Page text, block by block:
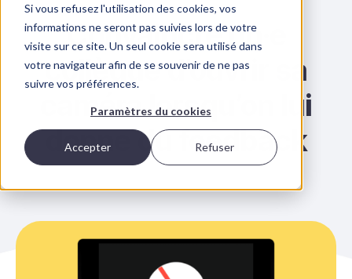
Si vous refusez l'utilisation des cookies, vos
informations ne seront pas suivies lors de votre
visite sur ce site. Un seul cookie sera utilisé dans
votre navigateur afin de se souvenir de ne pas
suivre vos préférences.
Paramètres du cookies
Accepter Refuser
Convaincre un·e
collègue d’ouvrir sa
caméra lorsqu’on lui
donne du feedback